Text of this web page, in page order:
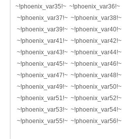
~!phoenix_var35!~ ~!phoenix_var36!~
~!phoenix_var37!~ ~!phoenix_var38!~
~!phoenix_var39!~ ~!phoenix_var40!~
~!phoenix_var41!~ ~!phoenix_var42!~
~!phoenix_var43!~ ~!phoenix_var44!~
~!phoenix_var45!~ ~!phoenix_var46!~
~!phoenix_var47!~ ~!phoenix_var48!~
~!phoenix_var49!~ ~!phoenix_var50!~
~!phoenix_var51!~ ~!phoenix_var52!~
~!phoenix_var53!~ ~!phoenix_var54!~
~!phoenix_var55!~ ~!phoenix_var56!~